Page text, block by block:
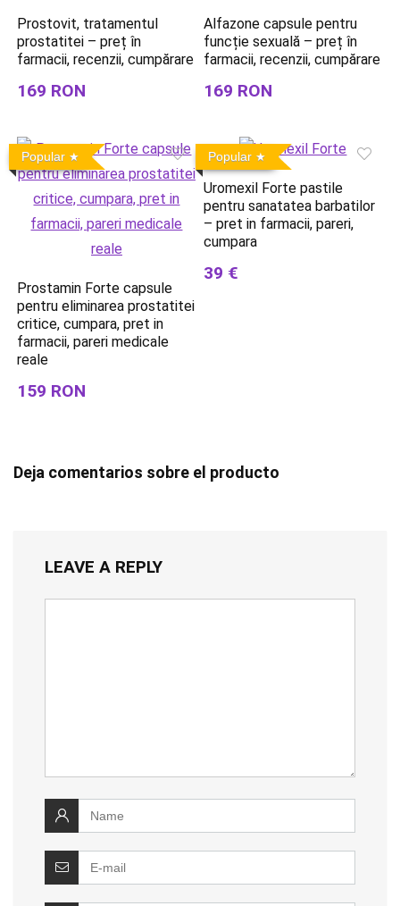
Prostovit, tratamentul
prostatitei – preț în
farmacii, recenzii, cumpărare
169 RON
Alfazone capsule pentru
funcție sexuală – preț în
farmacii, recenzii, cumpărare
169 RON
Popular
Prostamin Forte capsule
pentru eliminarea prostatitei
critice, cumpara, pret in
farmacii, pareri medicale
reale
159 RON
Popular
Uromexil Forte pastile
pentru sanatatea barbatilor
– pret in farmacii, pareri,
cumpara
39 €
Deja comentarios sobre el producto
LEAVE A REPLY